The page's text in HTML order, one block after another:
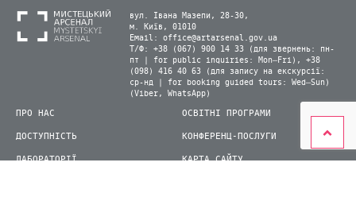
вул. Івана Мазепи, 28-30,
м. Київ, 01010
Email: office@artarsenal.gov.ua
Т/Ф: +38 (067) 900 14 33 (для звернень: пн-
пт | for public inquiries: Mon–Fri), +38
(098) 416 40 63 (для запису на екскурсії:
ср-нд | for booking guided tours: Wed–Sun)
(Viber, WhatsApp)
ПРО НАС
ДОСТУПНІСТЬ
ЛАБОРАТОРІЇ
ОСВІТНІ ПРОГРАМИ
КОНФЕРЕНЦ-ПОСЛУГИ
КАРТА САЙТУ